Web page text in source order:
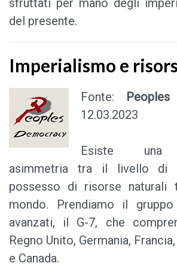
sfruttati per mano degli
del presente.
Imperialismo e
Fonte:
12.03.2023
Esiste una
asimmetria tra il livello di
possesso di risorse
mondo. Prendiamo il
avanzati, il G-7, che
Regno Unito, Germania,
e Canada.